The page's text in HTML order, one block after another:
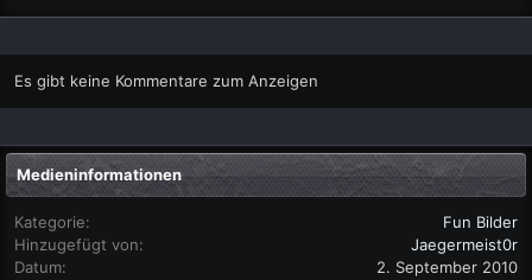
a
t
e
Es gibt keine Kommentare zum Anzeigen
Medieninformationen
Kategorie
Fun Bilder
Hinzugefügt von
Jaegermeist0r
Datum
2. September 2010